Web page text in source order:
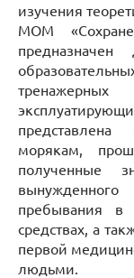
изучения
МОМ
морякам,
полученные
пребывания в
средствах, а
первой
людьми.